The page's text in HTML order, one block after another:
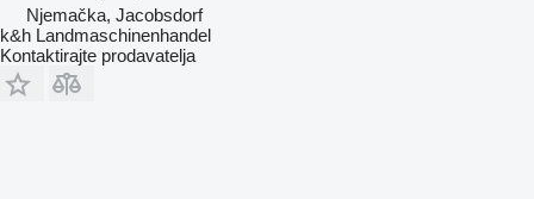
Njemačka, Jacobsdorf
k&h Landmaschinenhandel
Kontaktirajte prodavatelja